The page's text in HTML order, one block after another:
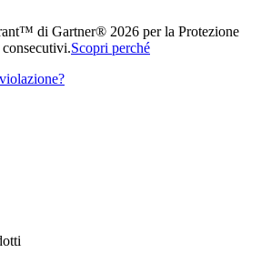
di Gartner® 2026 per la Protezione
Scopri perché